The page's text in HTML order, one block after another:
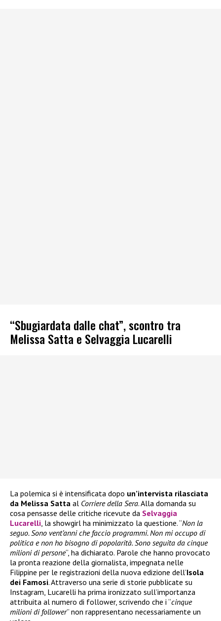
“Sbugiardata dalle chat”, scontro tra
Melissa Satta e Selvaggia Lucarelli
La polemica si è intensificata dopo un’intervista rilasciata
da Melissa Satta al Corriere della Sera. Alla domanda su
cosa pensasse delle critiche ricevute da Selvaggia
Lucarelli , la showgirl ha minimizzato la questione. “Non la
seguo. Sono vent’anni che faccio programmi. Non mi occupo di
politica e non ho bisogno di popolarità. Sono seguita da cinque
milioni di persone“, ha dichiarato. Parole che hanno provocato
la pronta reazione della giornalista, impegnata nelle
Filippine per le registrazioni della nuova edizione dell’Isola
dei Famosi. Attraverso una serie di storie pubblicate su
Instagram, Lucarelli ha prima ironizzato sull’importanza
attribuita al numero di follower, scrivendo che i “cinque
milioni di follower” non rappresentano necessariamente un